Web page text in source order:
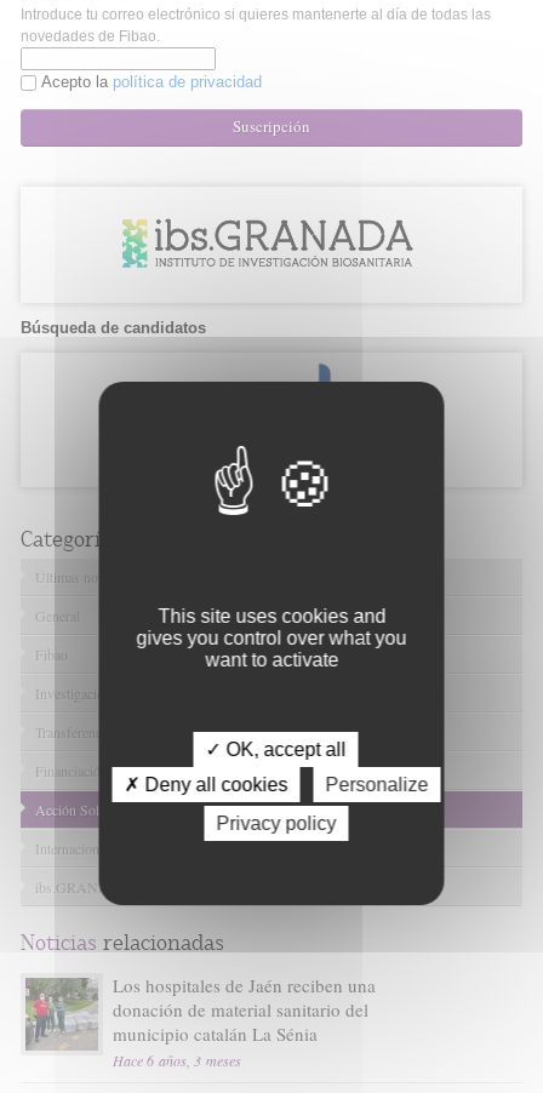
Introduce tu correo electrónico si quieres mantenerte al día de todas las
novedades de Fibao.
Acepto la política de privacidad
Suscripción
Búsqueda de candidatos
Categorías
Últimas noticias
General
Fibao
Investigación en Salud
Transferencia Tecnológica
Financiación I+D+I
Acción Solidaria
Internacional
ibs.GRANADA
Noticias relacionadas
Los hospitales de Jaén reciben una
donación de material sanitario del
municipio catalán La Sénia
Hace 6 años, 3 meses
This site uses cookies and
gives you control over what you
want to activate
✓ OK, accept all
✗ Deny all cookies
Personalize
Privacy policy